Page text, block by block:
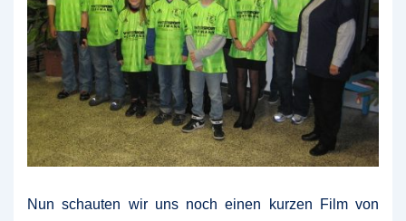
Nun schauten wir uns noch einen kurzen Film von